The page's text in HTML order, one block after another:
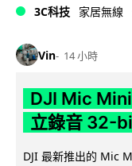
3C科技 家居無線
Vin 14 小時
DJI Mic
立錄音 32-
DJI 最新推出的 Mic